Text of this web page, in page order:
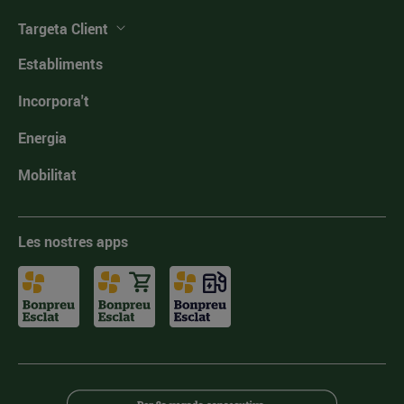
Targeta Client
Establiments
Incorpora't
Energia
Mobilitat
Les nostres apps